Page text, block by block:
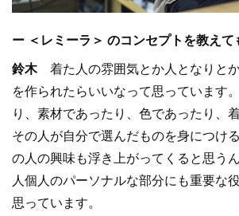
ー ＜レミーラ＞ のコンセプトを教えて
鈴木 着た人の雰囲気とか人となりと
を作られたらいいなって思っています
り、素材であったり、色であったり、
その人が自分で選んだものを身につけ
の人の興味も浮き上がってくると思う
人個人のパーソナルな部分にも重要な
思っています。